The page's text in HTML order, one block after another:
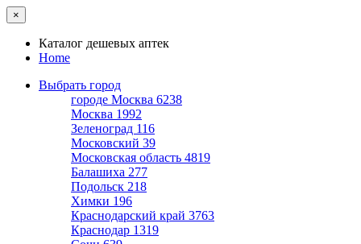
×
Каталог дешевых аптек
Home
Выбрать город
городе Москва 6238
Москва 1992
Зеленоград 116
Московский 39
Московская область 4819
Балашиха 277
Подольск 218
Химки 196
Краснодарский край 3763
Краснодар 1319